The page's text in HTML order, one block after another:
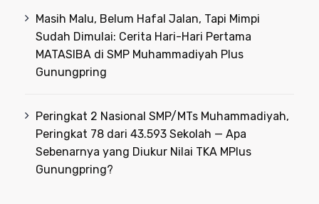
Masih Malu, Belum Hafal Jalan, Tapi Mimpi
Sudah Dimulai: Cerita Hari-Hari Pertama
MATASIBA di SMP Muhammadiyah Plus
Gunungpring
Peringkat 2 Nasional SMP/MTs Muhammadiyah,
Peringkat 78 dari 43.593 Sekolah — Apa
Sebenarnya yang Diukur Nilai TKA MPlus
Gunungpring?